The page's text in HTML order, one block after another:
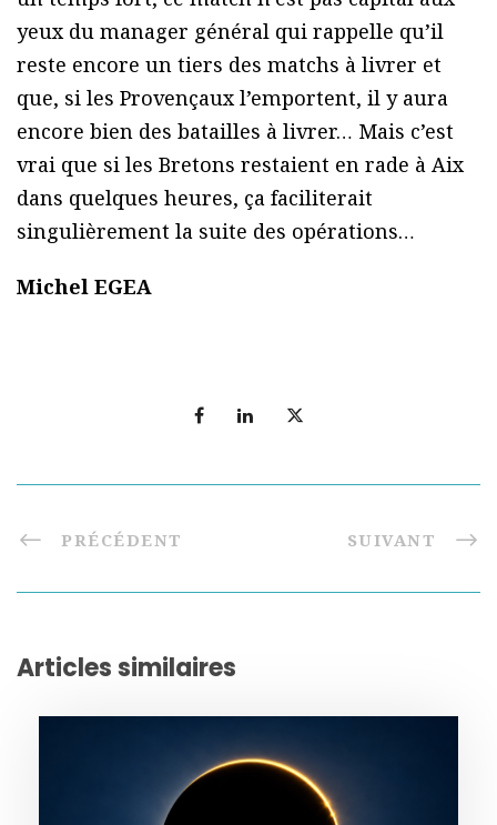
yeux du manager général qui rappelle qu’il
reste encore un tiers des matchs à livrer et
que, si les Provençaux l’emportent, il y aura
encore bien des batailles à livrer… Mais c’est
vrai que si les Bretons restaient en rade à Aix
dans quelques heures, ça faciliterait
singulièrement la suite des opérations…
Michel EGEA
PRÉCÉDENT SUIVANT
Articles similaires